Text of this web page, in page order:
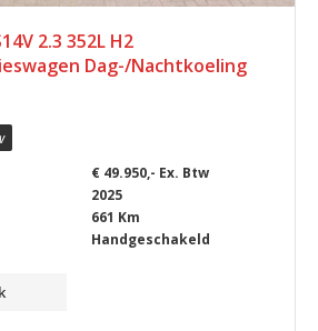
2.3 352L H2
Dag-/Nachtkoeling
€ 49.950,- Ex. Btw
2025
661 Km
Handgeschakeld